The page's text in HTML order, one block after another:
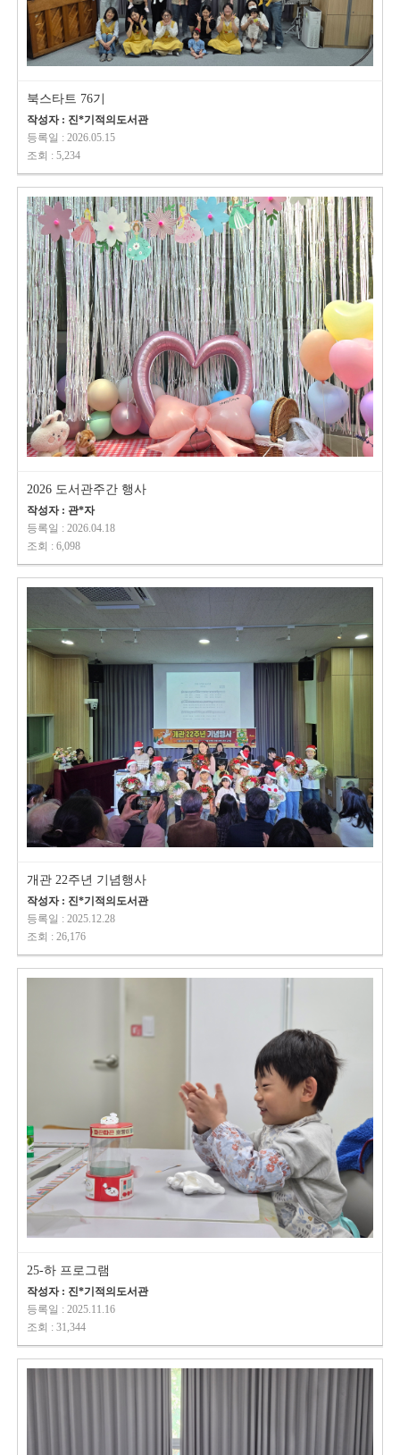
북스타트 76기
작성자 : 진*기적의도서관
등록일 : 2026.05.15
조회 : 5,234
2026 도서관주간 행사
작성자 : 관*자
등록일 : 2026.04.18
조회 : 6,098
개관 22주년 기념행사
작성자 : 진*기적의도서관
등록일 : 2025.12.28
조회 : 26,176
25-하 프로그램
작성자 : 진*기적의도서관
등록일 : 2025.11.16
조회 : 31,344